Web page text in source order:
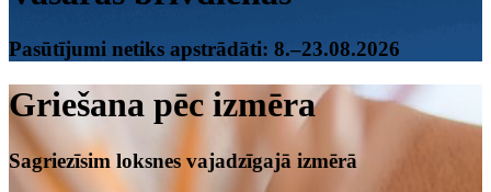
Pasūtījumi netiks apstrādāti: 8.–23.08.2026
Griešana pēc izmēra
Sagriezīsim loksnes vajadzīgajā izmērā